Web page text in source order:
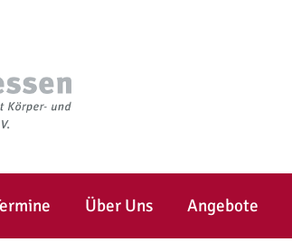
Über Uns Angebote